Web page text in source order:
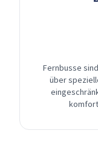
Fernbusse
über